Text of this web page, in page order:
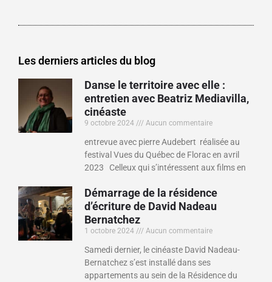
Les derniers articles du blog
Danse le territoire avec elle :
entretien avec Beatriz Mediavilla,
cinéaste
9 octobre 2024 Aucun commentaire
entrevue avec pierre Audebert réalisée au
festival Vues du Québec de Florac en avril
2023 Celleux qui s’intéressent aux films en
Démarrage de la résidence
d’écriture de David Nadeau
Bernatchez
1 octobre 2024 Aucun commentaire
Samedi dernier, le cinéaste David Nadeau-
Bernatchez s’est installé dans ses
appartements au sein de la Résidence du